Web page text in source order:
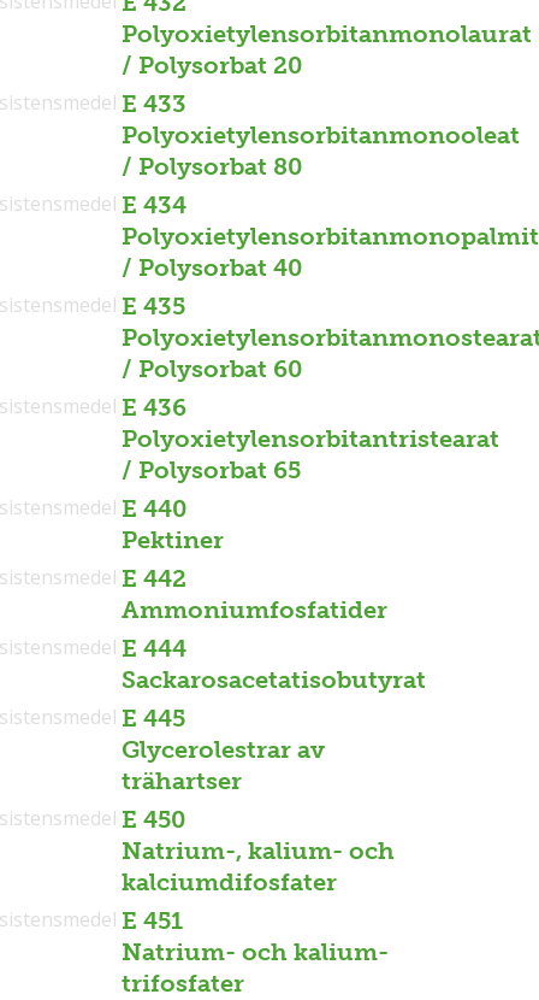
Polyoxietylensorbitanmonolaurat
/ Polysorbat 20
E 433
Polyoxietylensorbitanmonooleat
/ Polysorbat 80
E 434
/ Polysorbat 40
E 435
/ Polysorbat 60
E 436
Polyoxietylensorbitantristearat
/ Polysorbat 65
E 440
Pektiner
E 442
Ammoniumfosfatider
E 444
Sackarosacetatisobutyrat
E 445
Glycerolestrar av
trähartser
E 450
Natrium-, kalium- och
kalciumdifosfater
E 451
Natrium- och kalium-
trifosfater